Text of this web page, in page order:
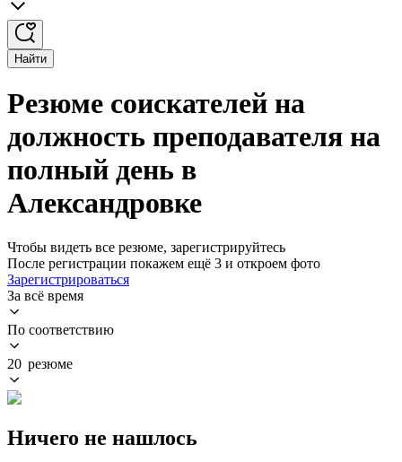
Найти
Резюме соискателей на
должность преподавателя на
полный день в
Александровке
Чтобы видеть все резюме, зарегистрируйтесь
После регистрации покажем ещё 3 и откроем фото
Зарегистрироваться
За всё время
По соответствию
20 резюме
Ничего не нашлось